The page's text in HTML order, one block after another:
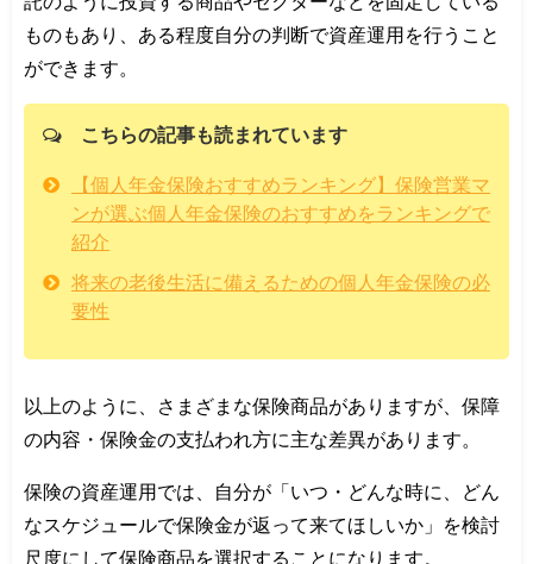
ものもあり、ある程度自分の判断で資産運用を行うこと
ができます。
こちらの記事も読まれています
【個人年金保険おすすめランキング】保険営業マ
ンが選ぶ個人年金保険のおすすめをランキングで
紹介
将来の老後生活に備えるための個人年金保険の必
要性
以上のように、さまざまな保険商品がありますが、保障
の内容・保険金の支払われ方に主な差異があります。
保険の資産運用では、自分が「いつ・どんな時に、どん
なスケジュールで保険金が返って来てほしいか」を検討
尺度にして保険商品を選択することになります。